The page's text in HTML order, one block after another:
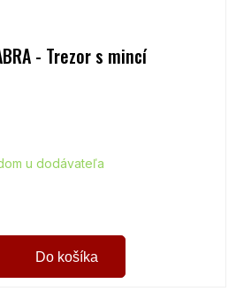
- Trezor s mincí
u dodávateľa
Do košíka